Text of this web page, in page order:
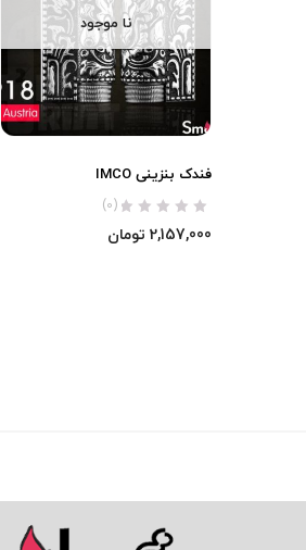
نا موجود
فندک بنزینی IMCO
(0)
2,157,000 تومان